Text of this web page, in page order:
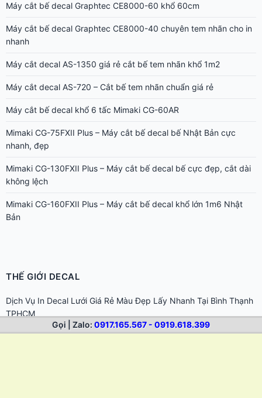
Gọi | Zalo:0917.165.567 - 0919.618.399
Máy cắt bế decal Graphtec CE8000-60 khổ 60cm
Máy cắt bế decal Graphtec CE8000-40 chuyên tem nhãn cho in
nhanh
Máy cắt decal AS-1350 giá rẻ cắt bế tem nhãn khổ 1m2
Máy cắt decal AS-720 – Cắt bế tem nhãn chuẩn giá rẻ
Máy cắt bế decal khổ 6 tấc Mimaki CG-60AR
Mimaki CG-75FXII Plus – Máy cắt bế decal bế Nhật Bản cực
nhanh, đẹp
Mimaki CG-130FXII Plus – Máy cắt bế decal bế cực đẹp, cắt dài
không lệch
Mimaki CG-160FXII Plus – Máy cắt bế decal khổ lớn 1m6 Nhật
Bản
THẾ GIỚI DECAL
Dịch Vụ In Decal Lưới Giá Rẻ Màu Đẹp Lấy Nhanh Tại Bình Thạnh
TPHCM
In Decal Giá Rẻ TP.HCM | In Tem Nhãn, Sticker Lấy Nhanh